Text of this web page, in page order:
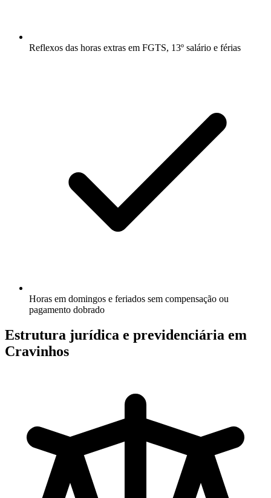
Reflexos das horas extras em FGTS, 13º salário e férias
Horas em domingos e feriados sem compensação ou
pagamento dobrado
Estrutura jurídica e previdenciária em
Cravinhos